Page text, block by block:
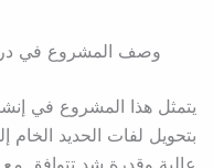
وصف المشروع في
يتمثل هذا المشروع في
بتحويل لفات الحديد الخام